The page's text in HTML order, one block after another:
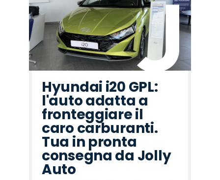
Hyundai i20 GPL:
l'auto adatta a
fronteggiare il
caro carburanti.
Tua in pronta
consegna da Jolly
Auto